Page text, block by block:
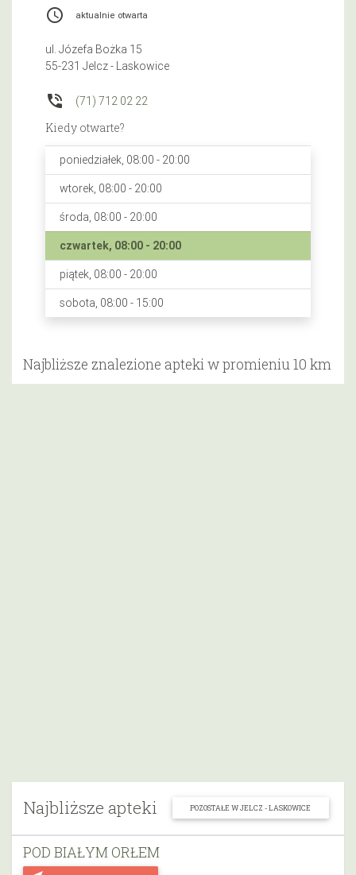
Najbliższe apteki POZOSTAŁE W JELCZ - LASKOWICE
POD BIAŁYM ORŁEM
access_time aktualnie otwarta
ul. Józefa Bożka 15
55-231 Jelcz - Laskowice
phone_in_talk (71) 712 02 22
Kiedy otwarte?
poniedziałek, 08:00 - 20:00
wtorek, 08:00 - 20:00
środa, 08:00 - 20:00
czwartek, 08:00 - 20:00
piątek, 08:00 - 20:00
sobota, 08:00 - 15:00
Najbliższe znalezione apteki w promieniu 10 km